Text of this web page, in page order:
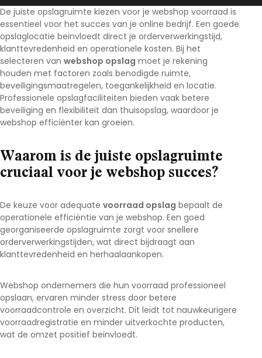
De juiste opslagruimte kiezen voor je webshop voorraad is
essentieel voor het succes van je online bedrijf. Een goede
opslaglocatie beïnvloedt direct je orderverwerkingstijd,
klanttevredenheid en operationele kosten. Bij het
selecteren van webshop opslag moet je rekening
houden met factoren zoals benodigde ruimte,
beveiligingsmaatregelen, toegankelijkheid en locatie.
Professionele opslagfaciliteiten bieden vaak betere
beveiliging en flexibiliteit dan thuisopslag, waardoor je
webshop efficiënter kan groeien.
Waarom is de juiste opslagruimte
cruciaal voor je webshop succes?
De keuze voor adequate voorraad opslag bepaalt de
operationele efficiëntie van je webshop. Een goed
georganiseerde opslagruimte zorgt voor snellere
orderverwerkingstijden, wat direct bijdraagt aan
klanttevredenheid en herhaalaankopen.
Webshop ondernemers die hun voorraad professioneel
opslaan, ervaren minder stress door betere
voorraadcontrole en overzicht. Dit leidt tot nauwkeurigere
voorraadregistratie en minder uitverkochte producten,
wat de omzet positief beïnvloedt.